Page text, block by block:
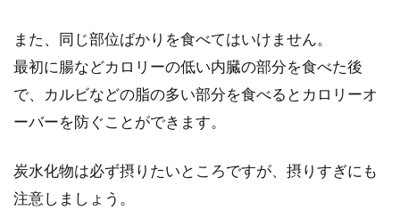
また、同じ部位ばかりを食べてはいけません。
最初に腸などカロリーの低い内臓の部分を食べた後
で、カルビなどの脂の多い部分を食べるとカロリーオ
ーバーを防ぐことができます。
炭水化物は必ず摂りたいところですが、摂りすぎにも
注意しましょう。